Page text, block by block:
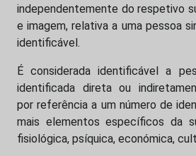
independentemente do respetivo
e imagem, relativa a uma pessoa
identificável.
É considerada identificável a
identificada direta ou
por referência a um número de
mais elementos específicos da
fisiológica, psíquica, económica,